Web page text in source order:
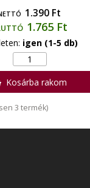
1.390 Ft
1.765 Ft
igen (1-5 db)
Kosárba rakom
3 termék)